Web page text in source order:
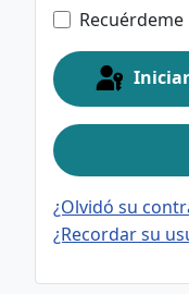
Recuérdeme
¿Olvidó su
¿Recordar su